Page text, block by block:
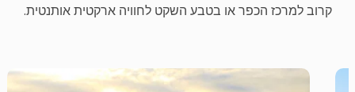
קרוב למרכז הכפר או בטבע השקט לחוויה ארקטית אותנטית.